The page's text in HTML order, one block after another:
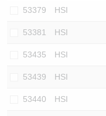
53379 HSI
53381 HSI
53435 HSI
53439 HSI
53440 HSI